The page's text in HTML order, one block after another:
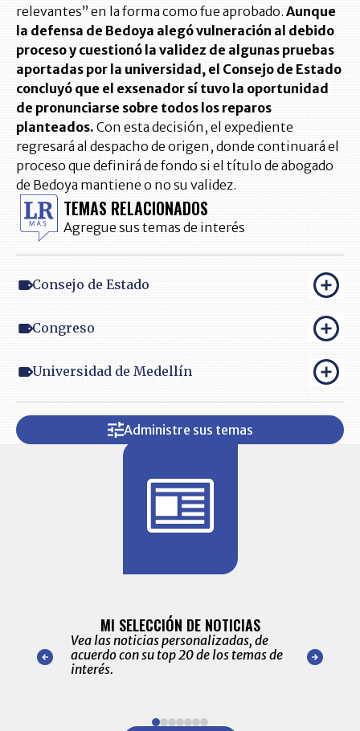
relevantes” en la forma como fue aprobado. Aunque
la defensa de Bedoya alegó vulneración al debido
proceso y cuestionó la validez de algunas pruebas
aportadas por la universidad, el Consejo de Estado
concluyó que el exsenador sí tuvo la oportunidad
de pronunciarse sobre todos los reparos
planteados. Con esta decisión, el expediente
regresará al despacho de origen, donde continuará el
proceso que definirá de fondo si el título de abogado
de Bedoya mantiene o no su validez.
TEMAS RELACIONADOS
Agregue sus temas de interés
Consejo de Estado
Congreso
Universidad de Medellín
Administre sus temas
nuestro
para
MI SELECCIÓN DE NOTICIAS
Vea las noticias personalizadas, de
acuerdo con su top 20 de los temas de
interés.
de las